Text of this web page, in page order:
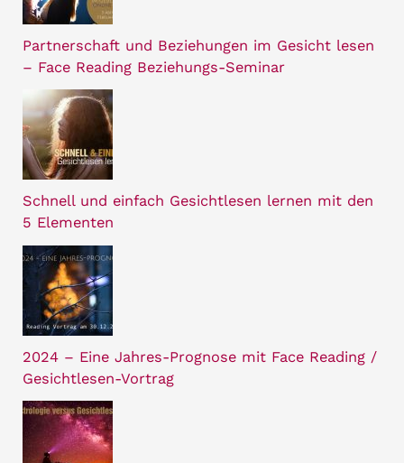
Partnerschaft und Beziehungen im Gesicht lesen
– Face Reading Beziehungs-Seminar
Schnell und einfach Gesichtlesen lernen mit den
5 Elementen
2024 – Eine Jahres-Prognose mit Face Reading /
Gesichtlesen-Vortrag